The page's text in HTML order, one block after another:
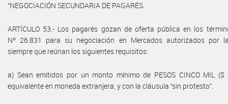
“NEGOCIACIÓN SECUNDARIA DE PAGARÉS.
ARTÍCULO 53.- Los pagarés gozan de oferta pública en los
Nº 26.831 para su negociación en Mercados autorizados por la
siempre que reúnan los siguientes requisitos:
a) Sean emitidos por un monto mínimo de PESOS CINCO MIL
equivalente en moneda extranjera, y con la cláusula “sin protesto”.